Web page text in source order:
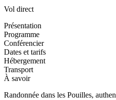
Vol direct
Présentation
Programme
Conférencier
Dates et tarifs
Hébergement
Transport
À savoir
Randonnée dans les Pouilles,